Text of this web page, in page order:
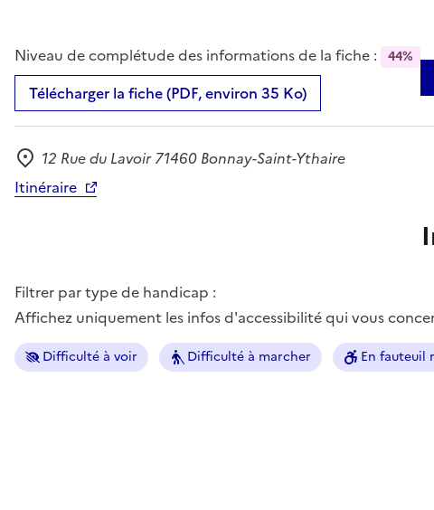
Niveau de complétude des informations de la fiche : 44%
Télécharger la fiche (PDF, environ 35 Ko)
Adresse
12 Rue du Lavoir 71460 Bonnay-Saint-Ythaire
Itinéraire
Filtrer par type de handicap :
Affichez uniquement les infos d'accessibilité qui vous
Difficulté à voir Difficulté à marcher En fauteuil